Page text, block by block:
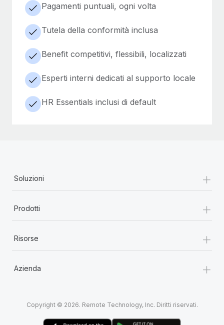
Pagamenti puntuali, ogni volta
Tutela della conformità inclusa
Benefit competitivi, flessibili, localizzati
Esperti interni dedicati al supporto locale
HR Essentials inclusi di default
Soluzioni +
Prodotti +
Risorse +
Azienda +
Copyright © 2026. Remote Technology, Inc. Diritti riservati.